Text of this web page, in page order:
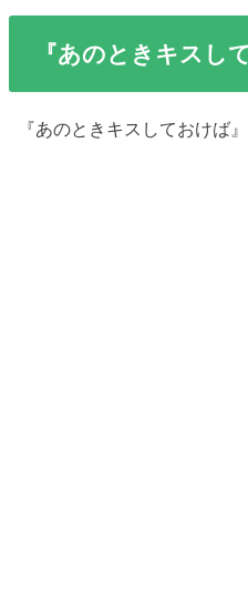
『あのときキスし
『あのときキスしておけば